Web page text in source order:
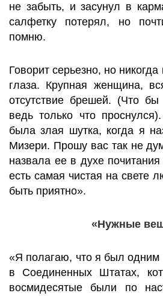
не забыть, и засунул в
салфетку потерял, но
помню.
Говорит серьезно, но
глаза. Крупная женщина,
отсутствие брешей. (Что
ведь только что
была злая шутка, когда я
Мизери. Прошу вас так не
назвала ее в духе
есть самая чистая на свете
быть приятно».
«Нужные
«Я полагаю, что я был одним
в Соединенных Штатах,
восмидесятые были по